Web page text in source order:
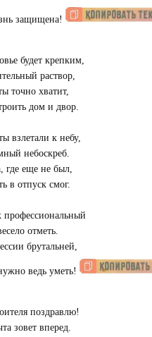
защищена!
будет крепким,
раствор,
точно хватит,
дом и двор.
взлетали к небу,
небоскреб.
где еще не был,
в отпуск смог.
профессиональный
отметь.
брутальней,
ведь уметь!
поздравлю!
зовет вперед.